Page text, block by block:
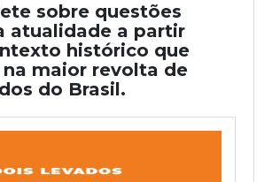
sobre questões
atualidade a partir
histórico que
maior revolta de
do Brasil.